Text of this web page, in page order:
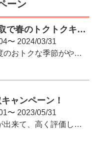
スマートキー
パワー
ステアリング
Wエアコン
後席モニター
LED
ーン
＊.｡.＊ﾟ『買取で春のトクトクキャンペーン♪』＊.｡.＊ﾟ
〜 2024/03/31
୨୧：半年に一度のおトクな季節がやってきた！：୨୧
ャンペーン！
〜 2023/05/31
安心して売却が出来て、高く評価してもらいたい！という方へ